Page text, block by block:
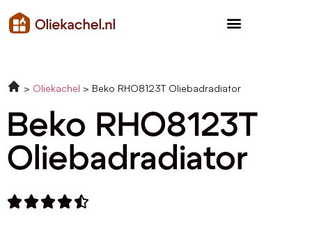
Oliekachel Beko RHO8123T Oliebadradiator
Beko RHO8123T
Oliebadradiator
